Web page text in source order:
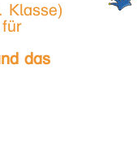
Klasse)
das